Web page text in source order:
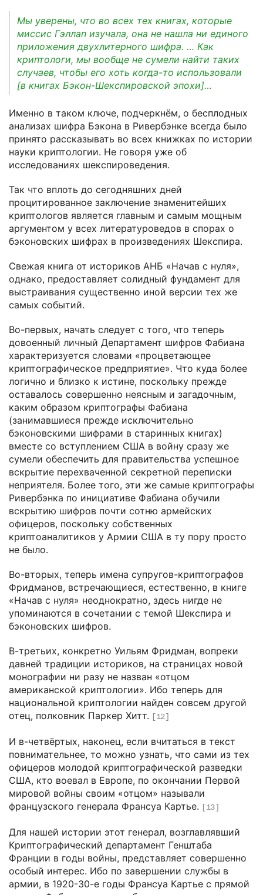
Мы уверены, что во всех тех книгах, которые
миссис Гэллап изучала, она не нашла ни единого
приложения двухлитерного шифра. … Как
криптологи, мы вообще не сумели найти таких
случаев, чтобы его хоть когда-то использовали
[в книгах Бэкон-Шекспировской эпохи]…
Именно в таком ключе, подчеркнём, о бесплодных
анализах шифра Бэкона в Ривербэнке всегда было
принято рассказывать во всех книжках по истории
науки криптологии. Не говоря уже об
исследованиях шекспироведения.
Так что вплоть до сегодняшних дней
процитированное заключение знаменитейших
криптологов является главным и самым мощным
аргументом у всех литературоведов в спорах о
бэконовских шифрах в произведениях Шекспира.
Свежая книга от историков АНБ «Начав с нуля»,
однако, предоставляет солидный фундамент для
выстраивания существенно иной версии тех же
самых событий.
Во-первых, начать следует с того, что теперь
довоенный личный Департамент шифров Фабиана
характеризуется словами «процветающее
криптографическое предприятие». Что куда более
логично и близко к истине, поскольку прежде
оставалось совершенно неясным и загадочным,
каким образом криптографы Фабиана
(занимавшиеся прежде исключительно
бэконовскими шифрами в старинных книгах)
вместе со вступлением США в войну сразу же
сумели обеспечить для правительства успешное
вскрытие перехваченной секретной переписки
неприятеля. Более того, эти же самые криптографы
Ривербэнка по инициативе Фабиана обучили
вскрытию шифров почти сотню армейских
офицеров, поскольку собственных
криптоаналитиков у Армии США в ту пору просто
не было.
Во-вторых, теперь имена супругов-криптографов
Фридманов, встречающиеся, естественно, в книге
«Начав с нуля» неоднократно, здесь нигде не
упоминаются в сочетании с темой Шекспира и
бэконовских шифров.
В-третьих, конкретно Уильям Фридман, вопреки
давней традиции историков, на страницах новой
монографии ни разу не назван «отцом
американской криптологии». Ибо теперь для
национальной криптологии найден совсем другой
отец, полковник Паркер Хитт. [12]
И в-четвёртых, наконец, если вчитаться в текст
повнимательнее, то можно узнать, что сами из тех
офицеров молодой криптографической разведки
США, кто воевал в Европе, по окончании Первой
мировой войны своим «отцом» называли
французского генерала Франсуа Картье. [13]
Для нашей истории этот генерал, возглавлявший
Криптографический департамент Генштаба
Франции в годы войны, представляет совершенно
особый интерес. Ибо по завершении службы в
армии, в 1920-30-е годы Франсуа Картье с прямой